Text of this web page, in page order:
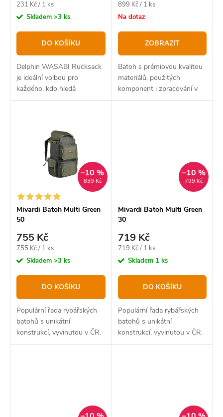
k
t
ů
u
k
t
ů
Měrná
cena:
231 Kč / 1 ks
Skladem >3 ks
DO KOŠÍKU
Delphin WASABI Rucksack
je ideální volbou pro
každého, kdo hledá
praktický, stylový a cenově
turistice či v běžném životě.
Měrná
cena:
899 Kč / 1 ks
Na dotaz
ZOBRAZIT
Batoh s prémiovou kvalitou
materiálů, použitých
komponent i zpracování v
mimořádně dostupné
839 Kč
–10 %
Mivardi Batoh Multi Green
50
755 Kč
Měrná
cena:
755 Kč / 1 ks
Skladem >3 ks
DO KOŠÍKU
Populární řada rybářských
batohů s unikátní
konstrukcí, vyvinutou v ČR.
Umožňující pře-pravu
799 Kč
–10 %
Mivardi Batoh Multi Green
30
719 Kč
Měrná
cena:
719 Kč / 1 ks
Skladem 1 ks
DO KOŠÍKU
Populární řada rybářských
batohů s unikátní
konstrukcí, vyvinutou v ČR.
Umožňující pře-pravu